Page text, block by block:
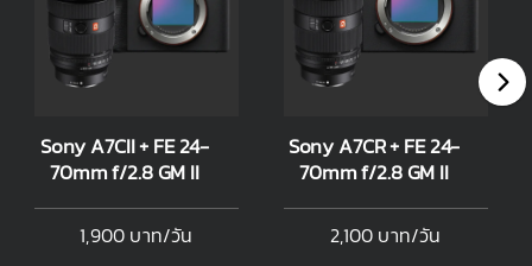
Sony A7CII + FE 24-
70mm f/2.8 GM II
1,900 บาท/วัน
Sony A7CR + FE 24-
70mm f/2.8 GM II
2,100 บาท/วัน